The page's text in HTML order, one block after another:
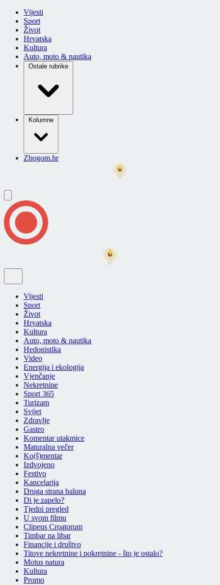
Vijesti
Sport
Život
Hrvatska
Kultura
Auto, moto & nautika
Ostale rubrike
Kolumne
Zbogom.hr
Vijesti
Sport
Život
Hrvatska
Kultura
Auto, moto & nautika
Hedonistika
Video
Energija i ekologija
Vjenčanje
Nekretnine
Sport 365
Turizam
Svijet
Zdravlje
Gastro
Komentar utakmice
Maturalna večer
Ko(š)mentar
Izdvojeno
Festivo
Kancelarija
Druga strana baluna
Di je zapelo?
Tjedni pregled
U svom filmu
Clipeus Croatorum
Timbar na libar
Financije i društvo
Titove nekretnine i pokretnine - što je ostalo?
Motus natura
Kultura
Promo